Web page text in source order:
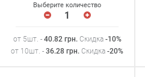
Выберите количество
от 5шт. - 40.82 грн. Скидка -10%
от 10шт. - 36.28 грн. Скидка -20%